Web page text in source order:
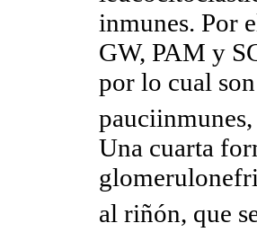
inmunes. Por
GW, PAM y
por lo cual
Una cuarta
al riñón, que